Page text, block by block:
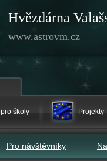
Hvězdárna
www.astrovm.cz
školy Projekty
Pro návštěvníky